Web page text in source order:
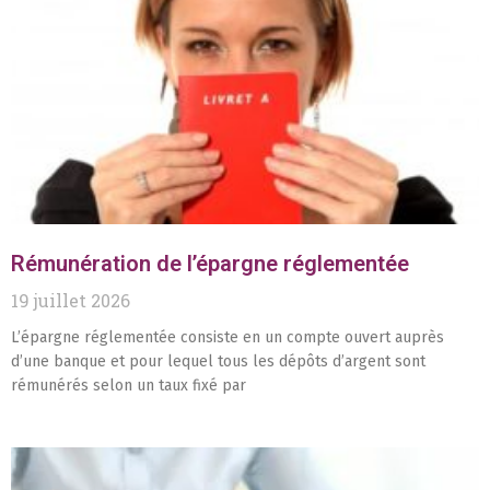
Rémunération de l’épargne réglementée
19 juillet 2026
L’épargne réglementée consiste en un compte ouvert auprès
d’une banque et pour lequel tous les dépôts d’argent sont
rémunérés selon un taux fixé par